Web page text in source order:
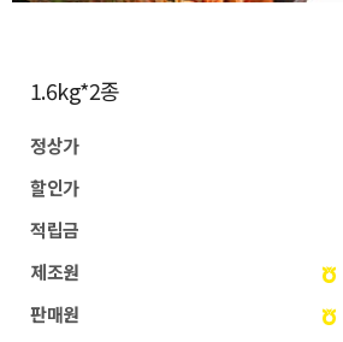
1.6kg*2종
정상가
할인가
적립금
제조원
판매원